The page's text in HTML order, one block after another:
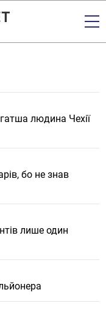
людина Чехії
бо не знав
лише один